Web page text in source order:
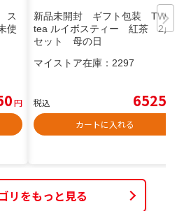
ス
使
円
新品未開封 ギフト包装 TWG
tea ルイボスティー 紅茶 2点
セット 母の日
マイストア在庫： 2297
税込 6525
カートに入れる
リをもっと見る